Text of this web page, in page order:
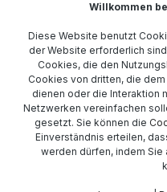
Willkommen
Diese Website benutzt
der Website erforderlich
Cookies, die den
Cookies von dritten, die
dienen oder die Interaktion
Netzwerken vereinfachen
gesetzt. Sie können die
Einverständnis erteilen,
werden dürfen, indem Sie